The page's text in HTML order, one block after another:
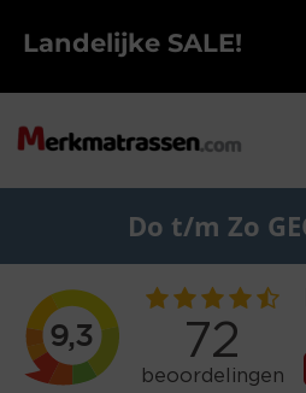
Landelijke SALE!
Do t/m Zo